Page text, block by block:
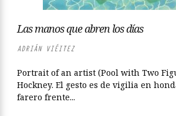
Las manos que abren los días
ADRIÁN VIÉITEZ
Portrait of an artist (Pool with Two
Hockney. El gesto es de vigilia en
farero frente...